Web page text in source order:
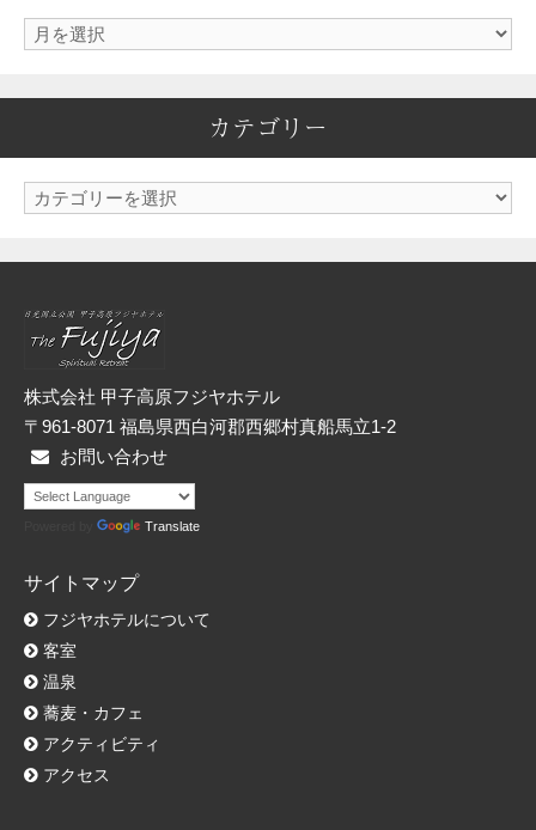
ア
カテゴリー
カ
ー
株式会社 甲子高原フジヤホテル
〒961-8071 福島県西白河郡西郷村真船馬立1-2
お問い合わせ
Translate
サイトマップ
フジヤホテルについて
客室
温泉
蕎麦・カフェ
アクティビティ
アクセス